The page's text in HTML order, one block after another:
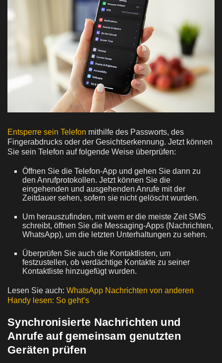
Entsperre sein Telefon mithilfe des Passworts, des
Fingerabdrucks oder der Gesichtserkennung. Jetzt können
Sie sein Telefon auf folgende Weise überprüfen:
Öffnen Sie die Telefon-App und gehen Sie dann zu
den Anrufprotokollen. Jetzt können Sie die
eingehenden und ausgehenden Anrufe mit der
Zeitdauer sehen, sofern sie nicht gelöscht wurden.
Um herauszufinden, mit wem er die meiste Zeit SMS
schreibt, öffnen Sie die Messaging-Apps (Nachrichten,
WhatsApp), um die letzten Unterhaltungen zu sehen.
Überprüfen Sie auch die Kontaktlisten, um
festzustellen, ob verdächtige Kontakte zu seiner
Kontaktliste hinzugefügt wurden.
Lesen Sie auch: WhatsApp Nachrichten von anderen
Handy lesen: So geht’s
Synchronisierte Nachrichten und
Anrufe auf gemeinsam genutzten
Geräten prüfen